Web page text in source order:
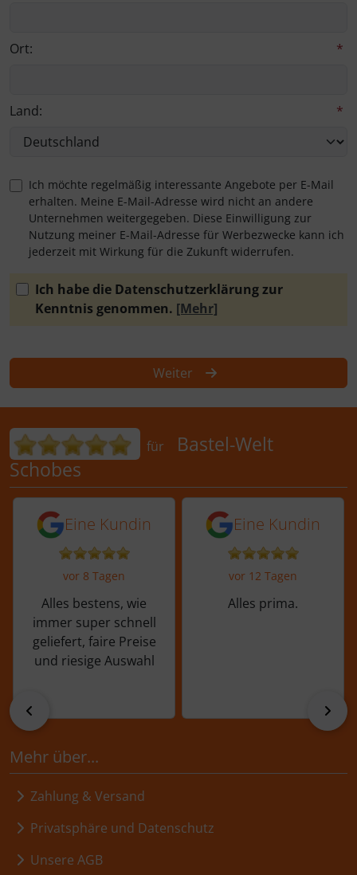
Ort: *
Land: *
Ich möchte regelmäßig interessante Angebote per E-Mail
erhalten. Meine E-Mail-Adresse wird nicht an andere
Unternehmen weitergegeben. Diese Einwilligung zur
Nutzung meiner E-Mail-Adresse für Werbezwecke kann ich
jederzeit mit Wirkung für die Zukunft widerrufen.
Ich habe die Datenschutzerklärung zur
Kenntnis genommen. [Mehr]
Weiter
Bewertungen für Bastel-Welt
für
Bastel-Welt
Schobes
5 von 5 Sternen von einer Kundin vor
Eine Kundin
vor 8 Tagen
Alles bestens, wie
immer super schnell
geliefert, faire Preise
und riesige Auswahl
5 von 5 Sternen
Eine Kundin
vor 12 Tagen
Alles prima.
vor
Mehr über...
Zahlung & Versand
Privatsphäre und Datenschutz
Unsere AGB